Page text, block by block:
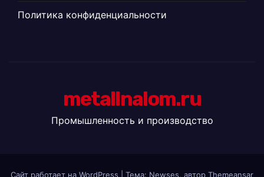
Политика конфиденциальности
metallnalom.ru
Промышленность и производство
Сайт работает на WordPress Тема: Newses, автор Themeansar